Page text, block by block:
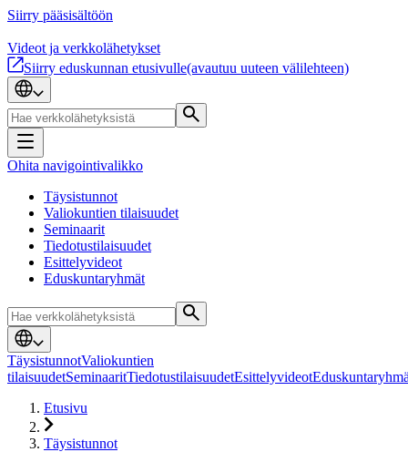
Siirry pääsisältöön
Videot ja verkkolähetykset
Siirry eduskunnan etusivulle(avautuu uuteen välilehteen)
Ohita navigointivalikko
Täysistunnot
Valiokuntien tilaisuudet
Seminaarit
Tiedotustilaisuudet
Esittelyvideot
Eduskuntaryhmät
TäysistunnotValiokuntien
tilaisuudetSeminaaritTiedotustilaisuudetEsittelyvideot
Etusivu
Täysistunnot